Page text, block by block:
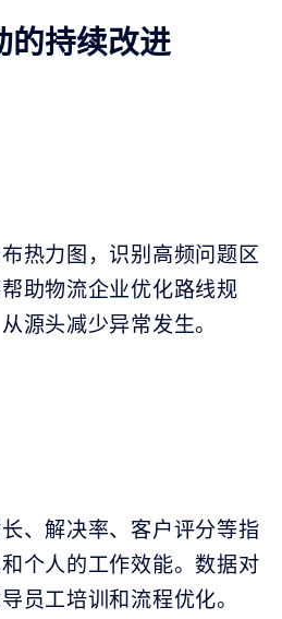
的持续改进
热力图，识别高频问题区
助物流企业优化路线规
源头减少异常发生。
、解决率、客户评分等指
个人的工作效能。数据对
员工培训和流程优化。